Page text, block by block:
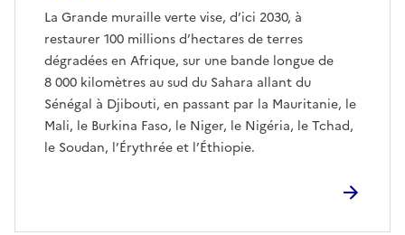
La Grande muraille verte vise, d’ici 2030, à
restaurer 100 millions d’hectares de terres
dégradées en Afrique, sur une bande longue de
8 000 kilomètres au sud du Sahara allant du
Sénégal à Djibouti, en passant par la Mauritanie, le
Mali, le Burkina Faso, le Niger, le Nigéria, le Tchad,
le Soudan, l’Érythrée et l’Éthiopie.